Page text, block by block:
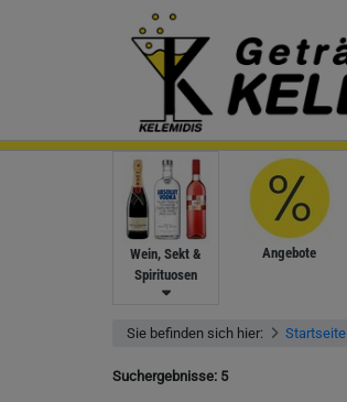
Wein, Sekt &
Spirituosen
Angebote
Sie befinden sich hier: Startseite
Suchergebnisse: 5